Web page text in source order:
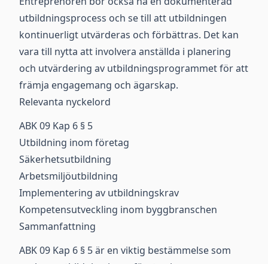
utbildningsprocess och se till att utbildningen
kontinuerligt utvärderas och förbättras. Det kan
vara till nytta att involvera anställda i planering
och utvärdering av utbildningsprogrammet för att
främja engagemang och ägarskap.
Relevanta nyckelord
ABK 09 Kap 6 § 5
Utbildning inom företag
Säkerhetsutbildning
Arbetsmiljöutbildning
Implementering av utbildningskrav
Kompetensutveckling inom byggbranschen
Sammanfattning
ABK 09 Kap 6 § 5 är en viktig bestämmelse som